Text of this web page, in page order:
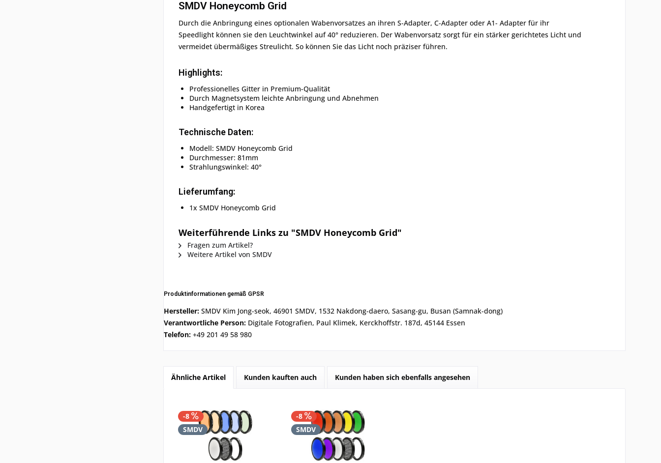
SMDV Honeycomb Grid
Durch die Anbringung eines optionalen Wabenvorsatzes an ihren S-Adapter, C-Adapter oder A1- Adapter für ihr
Speedlight können sie den Leuchtwinkel auf 40° reduzieren. Der Wabenvorsatz sorgt für ein stärker gerichtetes Licht und
vermeidet übermäßiges Streulicht. So können Sie das Licht noch präziser führen.
Highlights:
Professionelles Gitter in Premium-Qualität
Durch Magnetsystem leichte Anbringung und Abnehmen
Handgefertigt in Korea
Technische Daten:
Modell: SMDV Honeycomb Grid
Durchmesser: 81mm
Strahlungswinkel: 40°
Lieferumfang:
1x SMDV Honeycomb Grid
Weiterführende Links zu "SMDV Honeycomb Grid"
Fragen zum Artikel?
Weitere Artikel von SMDV
Produktinformationen gemäß GPSR
Hersteller: SMDV Kim Jong-seok, 46901 SMDV, 1532 Nakdong-daero, Sasang-gu, Busan (Samnak-dong)
Verantwortliche Person: Digitale Fotografien, Paul Klimek, Kerckhoffstr. 187d, 45144 Essen
Telefon: +49 201 49 58 980
Ähnliche Artikel Kunden kauften auch Kunden haben sich ebenfalls angesehen
-8
SMDV
-8
SMDV